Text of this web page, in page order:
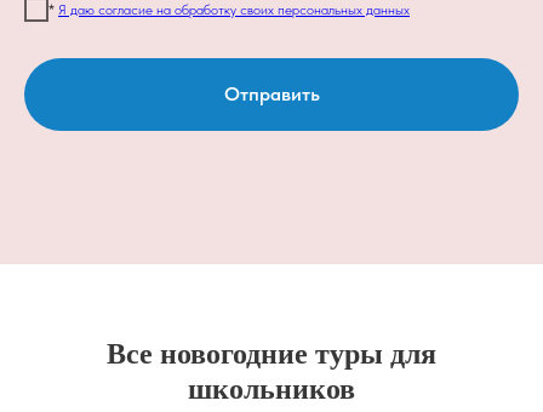
* Я даю согласие на обработку своих персональных данных
Отправить
Все новогодние туры для
школьников